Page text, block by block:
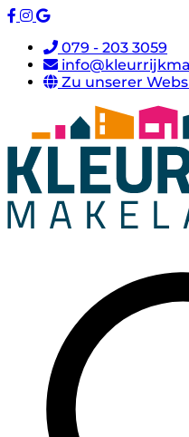
079 - 203 3059
Zu unserer